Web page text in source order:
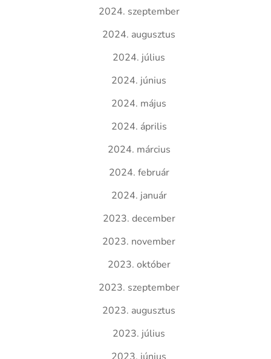
2024. szeptember
2024. augusztus
2024. július
2024. június
2024. május
2024. április
2024. március
2024. február
2024. január
2023. december
2023. november
2023. október
2023. szeptember
2023. augusztus
2023. július